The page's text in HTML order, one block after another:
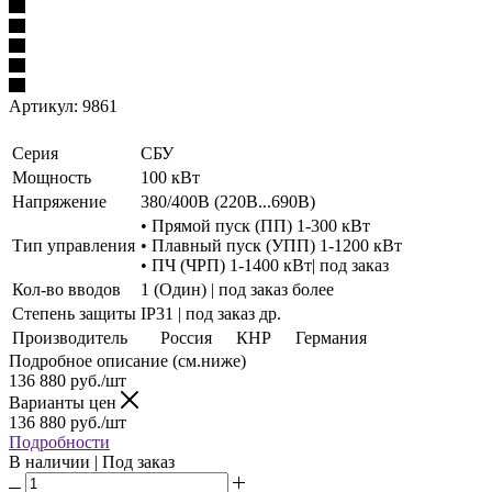
Артикул: 9861
Серия
СБУ
Мощность
100 кВт
Напряжение
380/400В (220В...690В)
Тип управления
• Прямой пуск (ПП) 1-300 кВт
• Плавный пуск (УПП) 1-1200 кВт
• ПЧ (ЧРП) 1-1400 кВт| под заказ
Кол-во вводов
1 (Один) | под заказ более
Степень защиты IP31 | под заказ др.
Производитель
Россия КНР
Германия
Подробное описание (см.ниже)
136 880 руб./шт
Варианты цен
136 880 руб./шт
Подробности
В наличии | Под заказ